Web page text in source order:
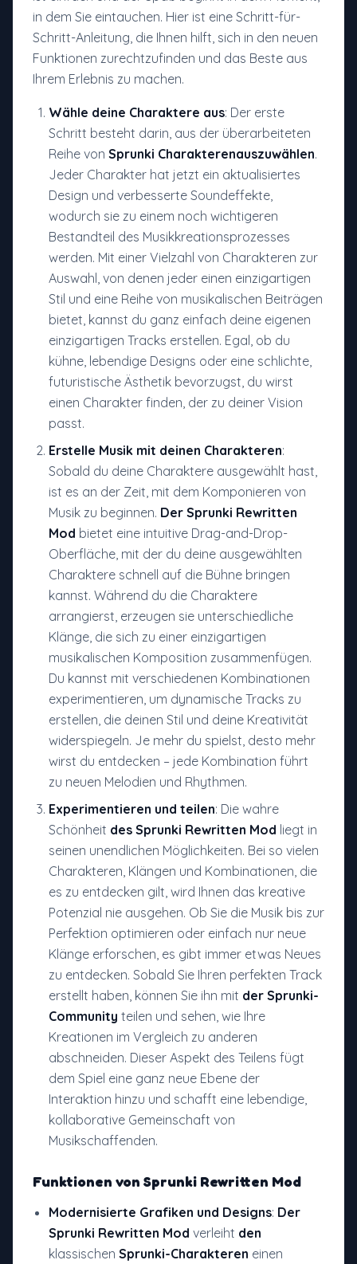
in dem Sie eintauchen. Hier ist eine Schritt-für-
Schritt-Anleitung, die Ihnen hilft, sich in den neuen
Funktionen zurechtzufinden und das Beste aus
Ihrem Erlebnis zu machen.
Wähle deine Charaktere aus: Der erste
Schritt besteht darin, aus der überarbeiteten
Reihe von Sprunki Charakterenauszuwählen.
Jeder Charakter hat jetzt ein aktualisiertes
Design und verbesserte Soundeffekte,
wodurch sie zu einem noch wichtigeren
Bestandteil des Musikkreationsprozesses
werden. Mit einer Vielzahl von Charakteren zur
Auswahl, von denen jeder einen einzigartigen
Stil und eine Reihe von musikalischen Beiträgen
bietet, kannst du ganz einfach deine eigenen
einzigartigen Tracks erstellen. Egal, ob du
kühne, lebendige Designs oder eine schlichte,
futuristische Ästhetik bevorzugst, du wirst
einen Charakter finden, der zu deiner Vision
passt.
Erstelle Musik mit deinen Charakteren:
Sobald du deine Charaktere ausgewählt hast,
ist es an der Zeit, mit dem Komponieren von
Musik zu beginnen. Der Sprunki Rewritten
Mod bietet eine intuitive Drag-and-Drop-
Oberfläche, mit der du deine ausgewählten
Charaktere schnell auf die Bühne bringen
kannst. Während du die Charaktere
arrangierst, erzeugen sie unterschiedliche
Klänge, die sich zu einer einzigartigen
musikalischen Komposition zusammenfügen.
Du kannst mit verschiedenen Kombinationen
experimentieren, um dynamische Tracks zu
erstellen, die deinen Stil und deine Kreativität
widerspiegeln. Je mehr du spielst, desto mehr
wirst du entdecken – jede Kombination führt
zu neuen Melodien und Rhythmen.
Experimentieren und teilen: Die wahre
Schönheit des Sprunki Rewritten Mod liegt in
seinen unendlichen Möglichkeiten. Bei so vielen
Charakteren, Klängen und Kombinationen, die
es zu entdecken gilt, wird Ihnen das kreative
Potenzial nie ausgehen. Ob Sie die Musik bis zur
Perfektion optimieren oder einfach nur neue
Klänge erforschen, es gibt immer etwas Neues
zu entdecken. Sobald Sie Ihren perfekten Track
erstellt haben, können Sie ihn mit der Sprunki-
Community teilen und sehen, wie Ihre
Kreationen im Vergleich zu anderen
abschneiden. Dieser Aspekt des Teilens fügt
dem Spiel eine ganz neue Ebene der
Interaktion hinzu und schafft eine lebendige,
kollaborative Gemeinschaft von
Musikschaffenden.
Funktionen von Sprunki Rewritten Mod
Modernisierte Grafiken und Designs: Der
Sprunki Rewritten Mod verleiht den
klassischen Sprunki-Charakteren einen